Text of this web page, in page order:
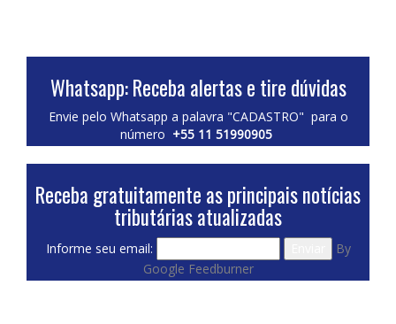
Whatsapp: Receba alertas e tire dúvidas
Envie pelo Whatsapp a palavra "CADASTRO" para o
número +55 11 51990905
Receba gratuitamente as principais notícias
tributárias atualizadas
Informe seu email:
By
Google Feedburner